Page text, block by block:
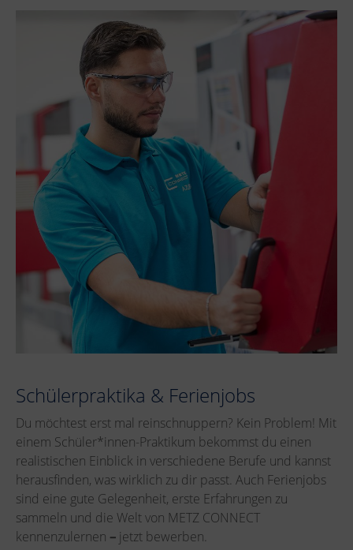
Schülerpraktika & Ferienjobs
Du möchtest erst mal reinschnuppern? Kein Problem! Mit
einem Schüler*innen-Praktikum bekommst du einen
realistischen Einblick in verschiedene Berufe und kannst
herausfinden, was wirklich zu dir passt. Auch Ferienjobs
sind eine gute Gelegenheit, erste Erfahrungen zu
sammeln und die Welt von METZ CONNECT
kennenzulernen – jetzt bewerben.